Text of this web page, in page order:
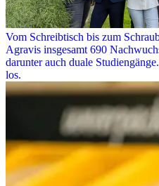
Vom Schreibtisch bis zum
Agravis insgesamt 690
darunter auch duale
los.